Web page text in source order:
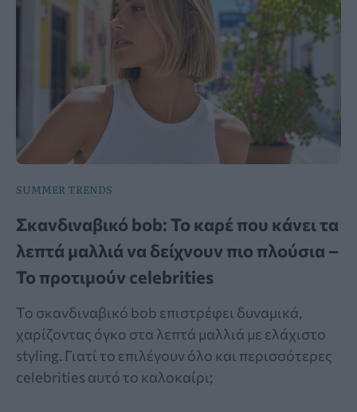
SUMMER TRENDS
Σκανδιναβικό bob: Το καρέ που κάνει τα
λεπτά μαλλιά να δείχνουν πιο πλούσια –
Το προτιμούν celebrities
Το σκανδιναβικό bob επιστρέφει δυναμικά,
χαρίζοντας όγκο στα λεπτά μαλλιά με ελάχιστο
styling. Γιατί το επιλέγουν όλο και περισσότερες
celebrities αυτό το καλοκαίρι;